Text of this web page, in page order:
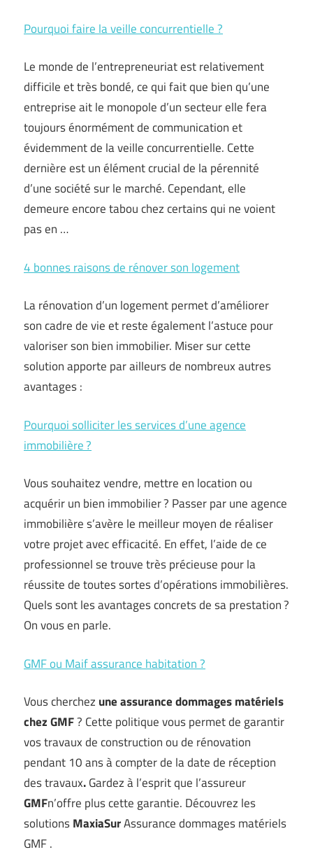
Pourquoi faire la veille concurrentielle ?
Le monde de l’entrepreneuriat est relativement
difficile et très bondé, ce qui fait que bien qu’une
entreprise ait le monopole d’un secteur elle fera
toujours énormément de communication et
évidemment de la veille concurrentielle. Cette
dernière est un élément crucial de la pérennité
d’une société sur le marché. Cependant, elle
demeure encore tabou chez certains qui ne voient
pas en …
4 bonnes raisons de rénover son logement
La rénovation d’un logement permet d’améliorer
son cadre de vie et reste également l’astuce pour
valoriser son bien immobilier. Miser sur cette
solution apporte par ailleurs de nombreux autres
avantages :
Pourquoi solliciter les services d’une agence
immobilière ?
Vous souhaitez vendre, mettre en location ou
acquérir un bien immobilier ? Passer par une agence
immobilière s’avère le meilleur moyen de réaliser
votre projet avec efficacité. En effet, l’aide de ce
professionnel se trouve très précieuse pour la
réussite de toutes sortes d’opérations immobilières.
Quels sont les avantages concrets de sa prestation ?
On vous en parle.
GMF ou Maif assurance habitation ?
Vous cherchez une assurance dommages matériels
chezGMF? Cette politique vous permet de garantir
vos travaux de construction ou de rénovation
pendant 10 ans à compter de la date de réception
des travaux.Gardez à l’esprit que l’assureur
GMFn’offre plus cette garantie. Découvrez les
solutionsMaxiaSurAssurance dommages matériels
GMF .